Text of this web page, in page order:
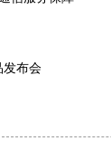
发布会